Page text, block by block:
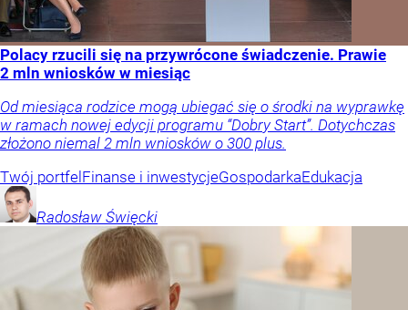
Polacy rzucili się na przywrócone świadczenie. Prawie
2 mln wniosków w miesiąc
Od miesiąca rodzice mogą ubiegać się o środki na wyprawkę
w ramach nowej edycji programu “Dobry Start”. Dotychczas
złożono niemal 2 mln wniosków o 300 plus.
Twój portfelFinanse i inwestycjeGospodarkaEdukacja
Radosław Święcki